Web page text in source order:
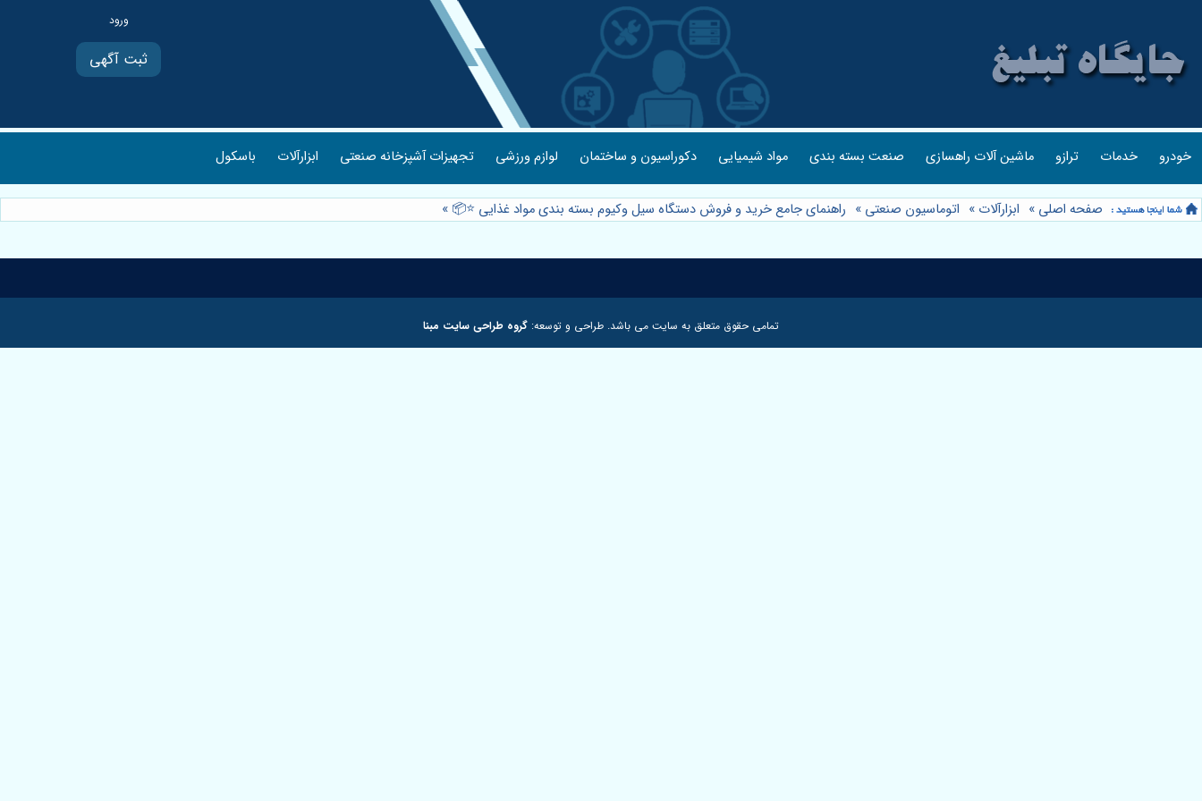
ثبت آگهی
خودرو خدمات ترازو ماشین آلات راهسازی صنعت بسته بندی مواد شیمیایی دکوراسیون و ساختمان لوازم ورزشی تجهیزات آشپزخانه صنعتی ابزارآلات باسکول
صفحه اصلی » ابزارآلات » اتوماسیون صنعتی » راهنمای جامع خرید و فروش دستگاه سیل وکیوم بسته بندی مواد غذایی ⭐️📦 »
تمامی حقوق متعلق به سایت می باشد. طراحی و توسعه: گروه طراحی سایت مبنا